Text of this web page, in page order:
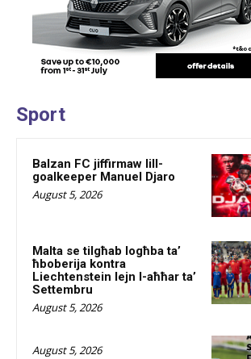
Sport
Balzan FC jiffirmaw lill-
goalkeeper Manuel Djaro
August 5, 2026
Malta se tilgħab logħba ta’
ħboberija kontra
Liechtenstein lejn l-aħħar ta’
Settembru
August 5, 2026
August 5, 2026